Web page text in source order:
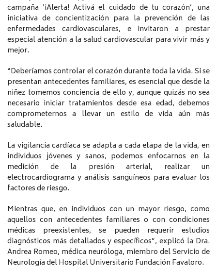
campaña ‘¡Alerta! Activá el cuidado de tu corazón’, una
iniciativa de concientización para la prevención de las
enfermedades cardiovasculares, e invitaron a prestar
especial atención a la salud cardiovascular para vivir más y
mejor.
“Deberíamos controlar el corazón durante toda la vida. Si se
presentan antecedentes familiares, es esencial que desde la
niñez tomemos conciencia de ello y, aunque quizás no sea
necesario iniciar tratamientos desde esa edad, debemos
comprometernos a llevar un estilo de vida aún más
saludable.
La vigilancia cardíaca se adapta a cada etapa de la vida, en
individuos jóvenes y sanos, podemos enfocarnos en la
medición de la presión arterial, realizar un
electrocardiograma y análisis sanguíneos para evaluar los
factores de riesgo.
Mientras que, en individuos con un mayor riesgo, como
aquellos con antecedentes familiares o con condiciones
médicas preexistentes, se pueden requerir estudios
diagnósticos más detallados y específicos”, explicó la Dra.
Andrea Romeo, médica neuróloga, miembro del Servicio de
Neurología del Hospital Universitario Fundación Favaloro.